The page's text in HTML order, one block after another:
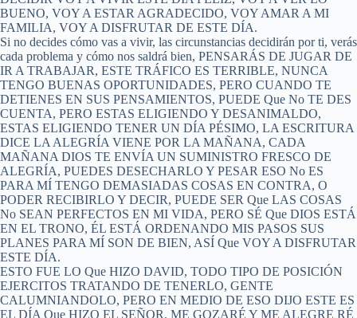
BUENO, VOY A ESTAR AGRADECIDO, VOY AMAR A MI
FAMILIA, VOY A DISFRUTAR DE ESTE DÍA.
Si no decides cómo vas a vivir, las circunstancias decidirán por ti, verás
cada problema y cómo nos saldrá bien, PENSARÁS DE JUGAR DE
IR A TRABAJAR, ESTE TRÁFICO ES TERRIBLE, NUNCA
TENGO BUENAS OPORTUNIDADES, PERO CUANDO TE
DETIENES EN SUS PENSAMIENTOS, PUEDE Que No TE DES
CUENTA, PERO ESTAS ELIGIENDO Y DESANIMALDO,
ESTAS ELIGIENDO TENER UN DÍA PÉSIMO, LA ESCRITURA
DICE LA ALEGRÍA VIENE POR LA MAÑANA, CADA
MAÑANA DIOS TE ENVÍA UN SUMINISTRO FRESCO DE
ALEGRÍA, PUEDES DESECHARLO Y PESAR ESO No ES
PARA MÍ TENGO DEMASIADAS COSAS EN CONTRA, O
PODER RECIBIRLO Y DECIR, PUEDE SER Que LAS COSAS
No SEAN PERFECTOS EN MI VIDA, PERO SÉ Que DIOS ESTÁ
EN EL TRONO, ÉL ESTÁ ORDENANDO MIS PASOS SUS
PLANES PARA MÍ SON DE BIEN, ASÍ Que VOY A DISFRUTAR
ESTE DÍA.
ESTO FUE LO Que HIZO DAVID, TODO TIPO DE POSICIÓN
EJERCITOS TRATANDO DE TENERLO, GENTE
CALUMNIANDOLO, PERO EN MEDIO DE ESO DIJO ESTE ES
EL DÍA Que HIZO EL SEÑOR, ME GOZARÉ Y ME ALEGRE RÉ